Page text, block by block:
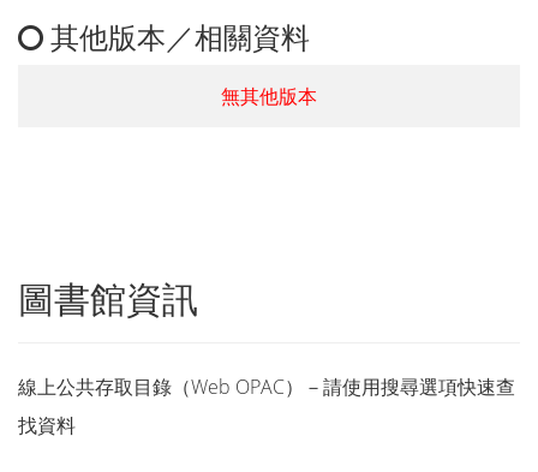
其他版本／相關資料
無其他版本
圖書館資訊
線上公共存取目錄（Web OPAC）－請使用搜尋選項快速查
找資料